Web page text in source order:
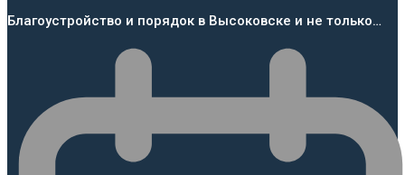
Благоустройство и порядок в Высоковске и не только…